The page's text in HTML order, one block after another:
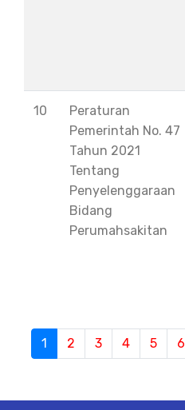
10
Peraturan
Pemerintah No. 47
Tahun 2021
Tentang
Penyelenggaraan
Bidang
Perumahsakitan
1 (current)
2 3 4 5 6